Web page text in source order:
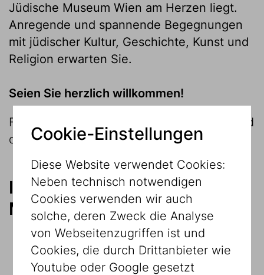
Jüdische Museum Wien am Herzen liegt.
Anregende und spannende Begegnungen
mit jüdischer Kultur, Geschichte, Kunst und
Religion erwarten Sie.
Seien Sie herzlich willkommen!
Für FREUNDE öffnen wir Türen: In Wien und
darüber hinaus...
Ihre Vorteile im Jüdischen
Museum Wien
Freier Eintritt für Sie und 1
Begleitperson nach Wahl
Cookie-Einstellungen
Diese Website verwendet Cookies:
Neben technisch notwendigen
Cookies verwenden wir auch
solche, deren Zweck die Analyse
von Webseitenzugriffen ist und
Cookies, die durch Drittanbieter wie
Youtube oder Google gesetzt